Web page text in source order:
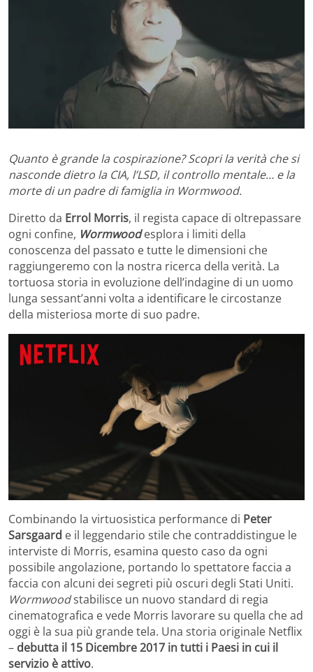
Quanto è grande la cospirazione? Scopri la verità che si
nasconde dietro la CIA, l’LSD, il controllo mentale… e la
morte di un padre di famiglia in Wormwood.
Diretto da Errol Morris, il regista capace di oltrepassare
ogni confine, Wormwoodesplora i limiti della
conoscenza del passato e tutte le dimensioni che
raggiungeremo con la nostra ricerca della verità. La
tortuosa storia in evoluzione dell’indagine di un uomo
lunga sessant’anni volta a identificare le circostanze
della misteriosa morte di suo padre.
Combinando la virtuosistica performance di Peter
Sarsgaard e il leggendario stile che contraddistingue le
interviste di Morris, esamina questo caso da ogni
possibile angolazione, portando lo spettatore faccia a
faccia con alcuni dei segreti più oscuri degli Stati Uniti.
Wormwoodstabilisce un nuovo standard di regia
cinematografica e vede Morris lavorare su quella che ad
oggi è la sua più grande tela. Una storia originale Netflix
– debutta il 15 Dicembre 2017 in tutti i Paesi in cui il
servizio è attivo.